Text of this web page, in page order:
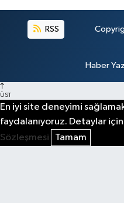
RSS
Haber
ÜST
En iyi site deneyimi
faydalanıyoruz. Detaylar için
Sözleşmesi
Tamam